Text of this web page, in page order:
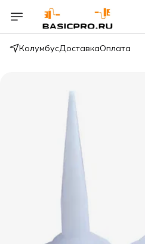
КолумбусДоставкаОплата